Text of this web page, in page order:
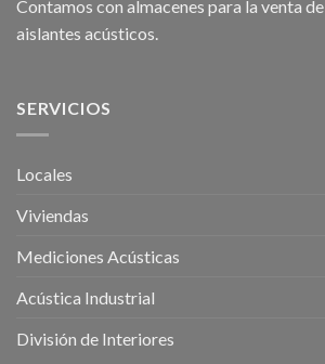
Contamos con almacenes para la venta de
aislantes acústicos
SERVICIOS
Locales
Viviendas
Mediciones Acústicas
Acústica Industrial
División de Interiores